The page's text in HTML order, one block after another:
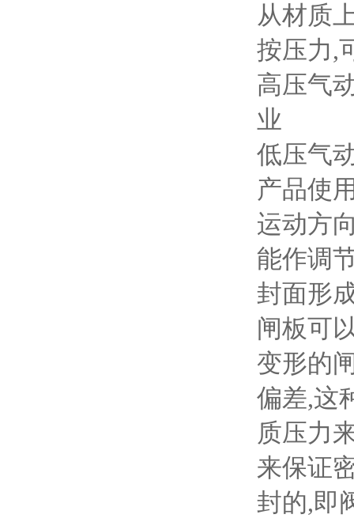
从材质
按压力,
高压气
业
低压气
产品使
运动方
能作调
封面形
闸板可
变形的
偏差,这
质压力
来保证
封的,即